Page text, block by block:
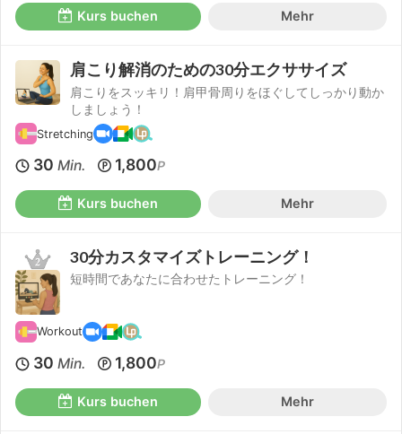
Kurs buchen Mehr
肩こり解消のための30分エクササイズ
肩こりをスッキリ！肩甲骨周りをほぐしてしっかり動か
しましょう！
Stretching
30 Min. 1,800P
Kurs buchen Mehr
30分カスタマイズトレーニング！
短時間であなたに合わせたトレーニング！
Workout
30 Min. 1,800P
Kurs buchen Mehr